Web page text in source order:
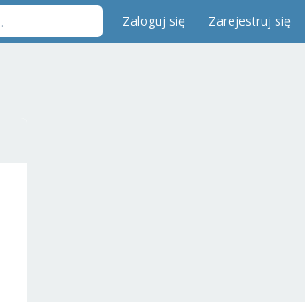
Zaloguj się Zarejestruj się